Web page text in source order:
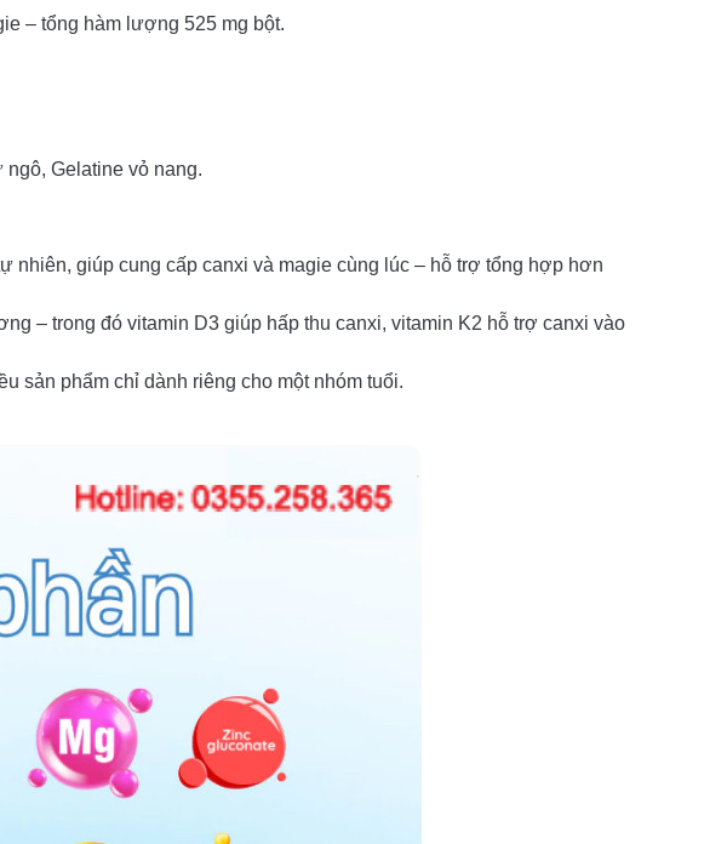
– tổng hàm lượng 525 mg bột.
Gelatine vỏ nang.
nhiên, giúp cung cấp canxi và magie cùng lúc – hỗ trợ tổng hợp hơn
– trong đó vitamin D3 giúp hấp thu canxi, vitamin K2 hỗ trợ canxi vào
sản phẩm chỉ dành riêng cho một nhóm tuổi.